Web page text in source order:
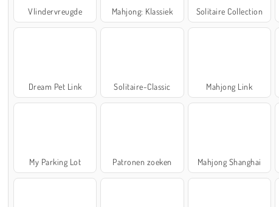
Vlindervreugde Mahjong: Klassiek Solitaire Collection
Dream Pet Link Solitaire-Classic Mahjong Link
My Parking Lot Patronen zoeken Mahjong Shanghai